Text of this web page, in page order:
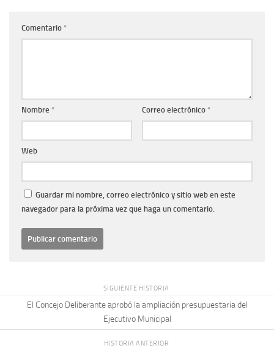
Comentario *
Nombre * Correo electrónico *
Web
Guardar mi nombre, correo electrónico y sitio web en este
navegador para la próxima vez que haga un comentario.
SIGUIENTE HISTORIA
El Concejo Deliberante aprobó la ampliación presupuestaria del
Ejecutivo Municipal
HISTORIA ANTERIOR